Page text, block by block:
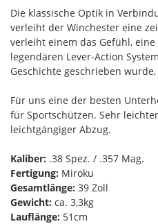
Die klassische Optik in
verleiht der Winchester eine
verleiht einem das Gefühl,
legendären Lever-Action
Geschichte geschrieben
Für uns eine der besten
für Sportschützen. Sehr
leichtgängiger Abzug.
Kaliber: .38 Spez. / .357 Mag.
Fertigung: Miroku
Gesamtlänge: 39 Zoll
Gewicht: ca. 3,3kg
Lauflänge: 51cm